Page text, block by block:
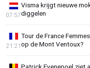
Visma krijgt nieuwe
diggelen
07:57
Tour de France
op de Mont Ventoux?
21:21
Patrick Evenepoel ziet